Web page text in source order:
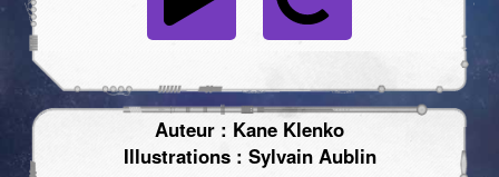
Auteur : Kane Klenko
Illustrations : Sylvain Aublin